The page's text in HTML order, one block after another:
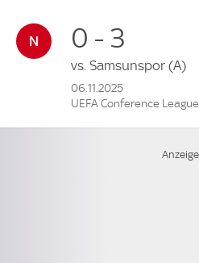
0 - 3
vs. Samsunspor (A)
06.11.2025
UEFA Conference League